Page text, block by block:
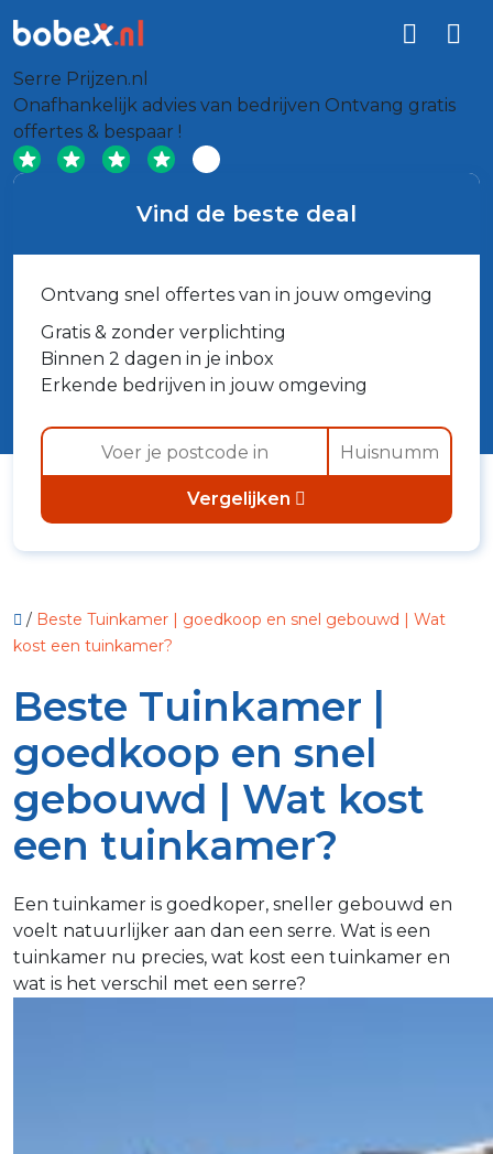
Serre Prijzen.nl
Onafhankelijk advies van bedrijven Ontvang gratis
offertes & bespaar !
Vind de beste deal
Ontvang snel offertes van in jouw omgeving
Gratis & zonder verplichting
Binnen 2 dagen in je inbox
Erkende bedrijven in jouw omgeving
Vergelijken
/ Beste Tuinkamer | goedkoop en snel gebouwd | Wat
kost een tuinkamer?
Beste Tuinkamer |
goedkoop en snel
gebouwd | Wat kost
een tuinkamer?
Een tuinkamer is goedkoper, sneller gebouwd en
voelt natuurlijker aan dan een serre. Wat is een
tuinkamer nu precies, wat kost een tuinkamer en
wat is het verschil met een serre?